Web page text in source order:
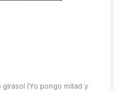
(Yo pongo mitad y